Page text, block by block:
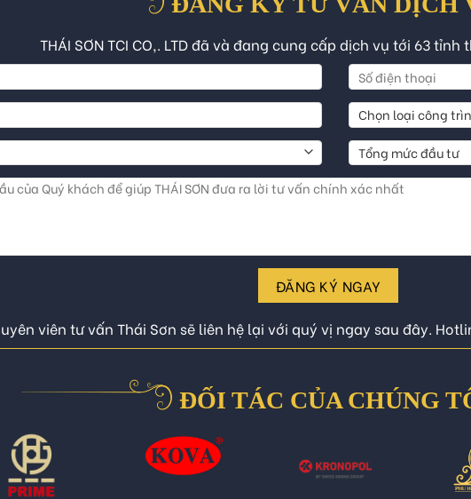
THÁI SƠN TCI CO,. LTD đã và đang cung cấp dịch vụ tới 63
ĐĂNG KÝ NGAY
viên tư vấn Thái Sơn sẽ liên hệ lại với quý vị ngay sau đây.
ĐỐI TÁC CỦA CHÚNG